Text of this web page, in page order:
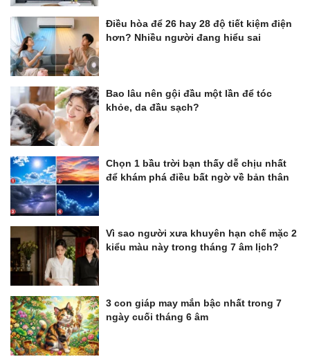
Điều hòa để 26 hay 28 độ tiết kiệm điện
hơn? Nhiều người đang hiểu sai
Bao lâu nên gội đầu một lần để tóc
khỏe, da đầu sạch?
Chọn 1 bầu trời bạn thấy dễ chịu nhất
để khám phá điều bất ngờ về bản thân
Vì sao người xưa khuyên hạn chế mặc 2
kiểu màu này trong tháng 7 âm lịch?
3 con giáp may mắn bậc nhất trong 7
ngày cuối tháng 6 âm